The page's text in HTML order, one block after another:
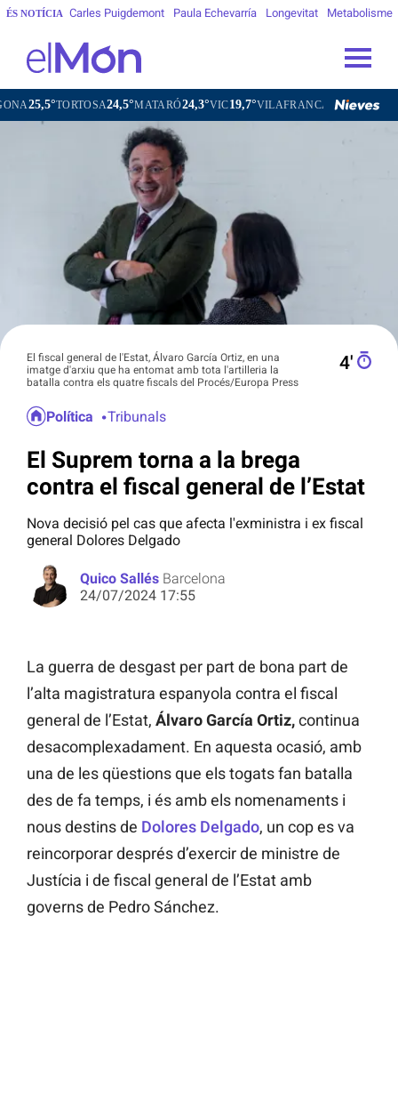
ÉS NOTÍCIA Carles Puigdemont Paula Echevarría Longevitat Metabolisme
TORTOSA24,5°MATARÓ24,3°VIC19,7°VILAFRANCA DEL PENEDÈS21,0°
El fiscal general de l'Estat, Álvaro García Ortiz, en una
imatge d'arxiu que ha entomat amb tota l'artilleria la
batalla contra els quatre fiscals del Procés/Europa Press
4′
Política Tribunals
El Suprem torna a la brega
contra el fiscal general de l’Estat
Nova decisió pel cas que afecta l'exministra i ex fiscal
general Dolores Delgado
Quico Sallés Barcelona
24/07/2024 17:55
La guerra de desgast per part de bona part de
l’alta magistratura espanyola contra el fiscal
general de l’Estat, Álvaro García Ortiz,continua
desacomplexadament. En aquesta ocasió, amb
una de les qüestions que els togats fan batalla
des de fa temps, i és amb els nomenaments i
nous destins de Dolores Delgado, un cop es va
reincorporar després d’exercir de ministre de
Justícia i de fiscal general de l’Estat amb
governs de Pedro Sánchez.